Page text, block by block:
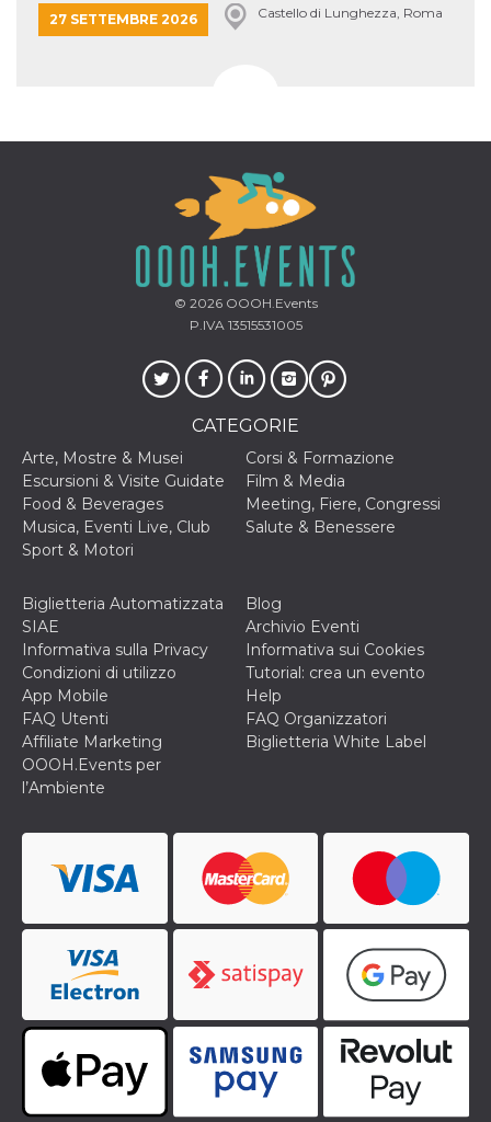
27 SETTEMBRE 2026 Castello di Lunghezza, Roma
© 2026OOOH.Events
P.IVA 13515531005
CATEGORIE
Arte, Mostre & Musei
Corsi & Formazione
Escursioni & Visite Guidate
Film & Media
Food & Beverages
Meeting, Fiere, Congressi
Musica, Eventi Live, Club
Salute & Benessere
Sport & Motori
Biglietteria Automatizzata
SIAE
Blog
Archivio Eventi
Informativa sulla Privacy
Informativa sui Cookies
Condizioni di utilizzo
Tutorial: crea un evento
App Mobile
Help
FAQ Utenti
FAQ Organizzatori
Affiliate Marketing
Biglietteria White Label
OOOH.Events per
l’Ambiente